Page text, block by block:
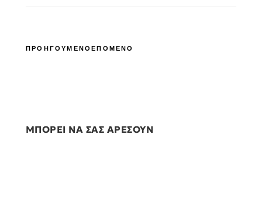
ΠΡΟΗΓΟΥΜΕΝΟΕΠΟΜΕΝΟ
ΜΠΟΡΕΙ ΝΑ ΣΑΣ ΑΡΕΣΟΥΝ